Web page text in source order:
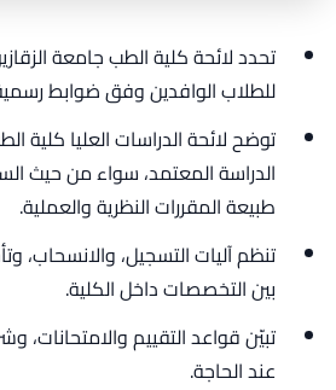
تحدد لائحة كلية الطب جامعة
للطلاب الوافدين وفق ضوابط
توضح لائحة الدراسات العليا كلية
الدراسة المعتمد، سواء من حيث
طبيعة المقررات النظرية والعملية.
تنظم آليات التسجيل، والانسحاب،
بين التخصصات داخل الكلية.
تبيّن قواعد التقييم والامتحانات،
عند الحاجة.